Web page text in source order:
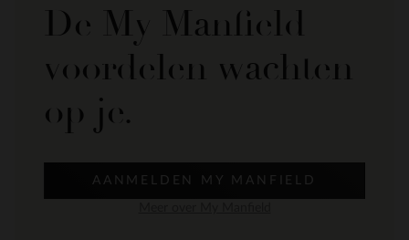
De My Manfield
voordelen wachten
op je.
AANMELDEN MY MANFIELD